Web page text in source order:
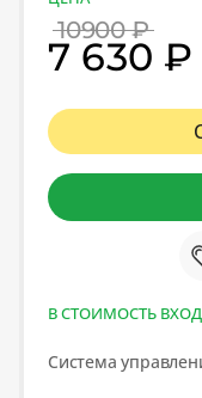
10900 ₽
7 630 ₽
В СТОИМОСТЬ
Система